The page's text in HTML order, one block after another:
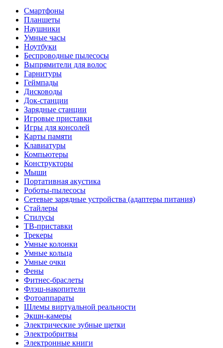
Смартфоны
Планшеты
Наушники
Умные часы
Ноутбуки
Беспроводные пылесосы
Выпрямители для волос
Гарнитуры
Геймпады
Дисководы
Док-станции
Зарядные станции
Игровые приставки
Игры для консолей
Карты памяти
Клавиатуры
Компьютеры
Конструкторы
Мыши
Портативная акустика
Роботы-пылесосы
Сетевые зарядные устройства (адаптеры питания)
Стайлеры
Стилусы
ТВ-приставки
Трекеры
Умные колонки
Умные кольца
Умные очки
Фены
Фитнес-браслеты
Флэш-накопители
Фотоаппараты
Шлемы виртуальной реальности
Экшн-камеры
Электрические зубные щетки
Электробритвы
Электронные книги